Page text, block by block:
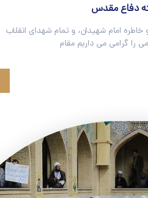
دفاع مقدس
خاطره امام شهیدان، و تمام شهدای انقلاب
را گرامی می داریم مقام